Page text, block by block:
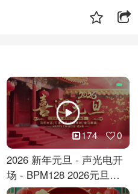
174 0
2026 新年元旦 - 声光电开
场 - BPM128 2026元旦马
年